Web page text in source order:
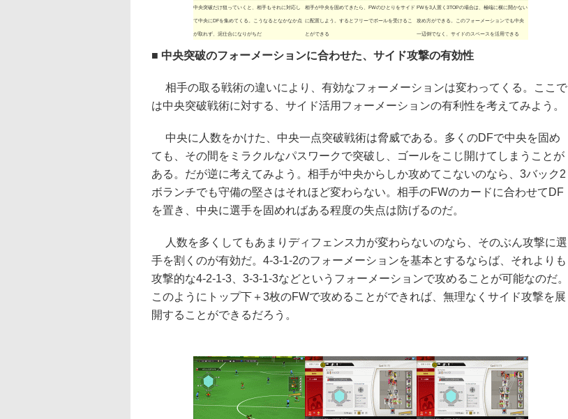
中央突破だけ狙っていくと、相手もそれに対応し
て中央にDFを集めてくる。こうなるとなかなか点
が取れず、泥仕合になりがちだ
相手が中央を固めてきたら、FWのひとりをサイド
に配置しよう。するとフリーでボールを受けるこ
とができる
FWを3人置く3TOPの場合は、極端に横に開かない
攻め方ができる。このフォーメーションでも中央
一辺倒でなく、サイドのスペースを活用できる
■ 中央突破のフォーメーションに合わせた、サイド攻撃の有効性
相手の取る戦術の違いにより、有効なフォーメーションは変わってくる。ここで
は中央突破戦術に対する、サイド活用フォーメーションの有利性を考えてみよう。
中央に人数をかけた、中央一点突破戦術は脅威である。多くのDFで中央を固め
ても、その間をミラクルなパスワークで突破し、ゴールをこじ開けてしまうことが
ある。だが逆に考えてみよう。相手が中央からしか攻めてこないのなら、3バック2
ボランチでも守備の堅さはそれほど変わらない。相手のFWのカードに合わせてDF
を置き、中央に選手を固めればある程度の失点は防げるのだ。
人数を多くしてもあまりディフェンス力が変わらないのなら、そのぶん攻撃に選
手を割くのが有効だ。4-3-1-2のフォーメーションを基本とするならば、それよりも
攻撃的な4-2-1-3、3-3-1-3などというフォーメーションで攻めることが可能なのだ。
このようにトップ下＋3枚のFWで攻めることができれば、無理なくサイド攻撃を展
開することができるだろう。